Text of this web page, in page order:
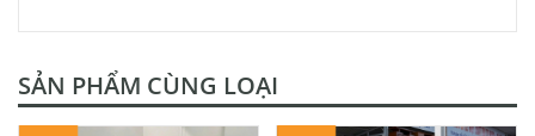
SẢN PHẨM CÙNG LOẠI